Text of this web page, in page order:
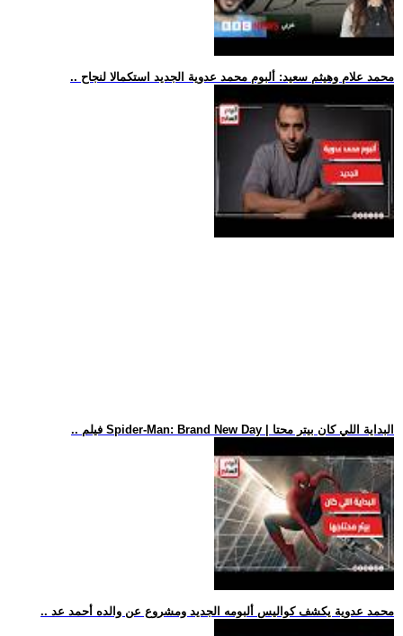
.. محمد علام وهيثم سعيد: ألبوم محمد عدوية الجديد استكمالا لنجاح
.. فيلم Spider-Man: Brand New Day | البداية اللي كان بيتر محتا
.. محمد عدوية يكشف كواليس ألبومه الجديد ومشروع عن والده أحمد عد